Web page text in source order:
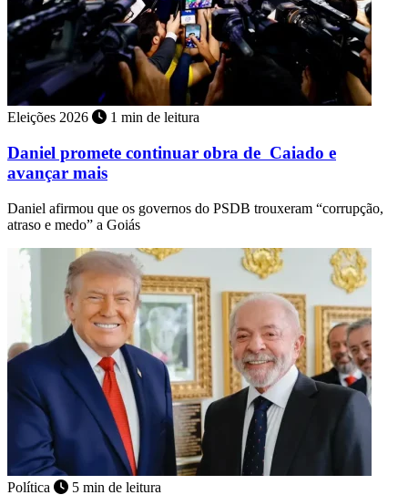
Eleições 2026 1 min de leitura
Daniel promete continuar obra de Caiado e
avançar mais
Daniel afirmou que os governos do PSDB trouxeram “corrupção,
atraso e medo” a Goiás
Política 5 min de leitura